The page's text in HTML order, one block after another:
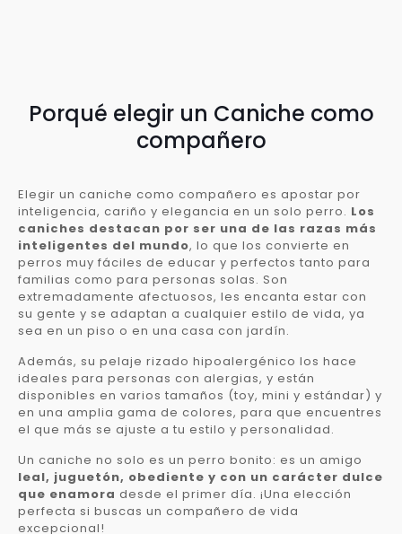
Porqué elegir un Caniche como
compañero
Elegir un caniche como compañero es apostar por
inteligencia, cariño y elegancia en un solo perro. Los
caniches destacan por ser una de las razas más
inteligentes del mundo, lo que los convierte en
perros muy fáciles de educar y perfectos tanto para
familias como para personas solas. Son
extremadamente afectuosos, les encanta estar con
su gente y se adaptan a cualquier estilo de vida, ya
sea en un piso o en una casa con jardín.
Además, su pelaje rizado hipoalergénico los hace
ideales para personas con alergias, y están
disponibles en varios tamaños (toy, mini y estándar) y
en una amplia gama de colores, para que encuentres
el que más se ajuste a tu estilo y personalidad.
Un caniche no solo es un perro bonito: es un amigo
leal, juguetón, obediente y con un carácter dulce
que enamora desde el primer día. ¡Una elección
perfecta si buscas un compañero de vida
excepcional!